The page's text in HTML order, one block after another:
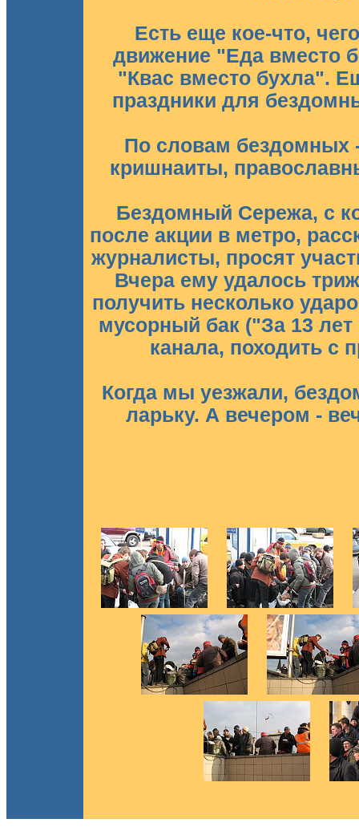
Есть еще кое-что,
движение "Еда вместо
"Квас вместо бухла".
праздники для
По словам бездомных
кришнаиты,
Бездомный Сережа, с
после акции в метро,
журналисты, просят
Вчера ему удалось
получить несколько
мусорный бак ("За 13 лет
канала, походить с
Когда мы уезжали,
ларьку. А вечером -